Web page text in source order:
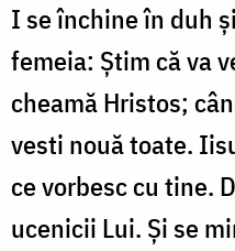
I se închine în duh
femeia: Știm că va
cheamă Hristos;
vesti nouă toate.
ce vorbesc cu tine.
ucenicii Lui. Și se